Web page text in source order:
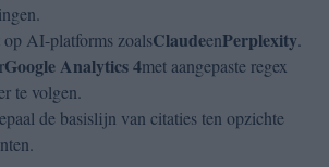
op AI-platforms zoalsClaudeenPerplexity.
Google Analytics 4met aangepaste regex
te volgen.
de basislijn van citaties ten opzichte